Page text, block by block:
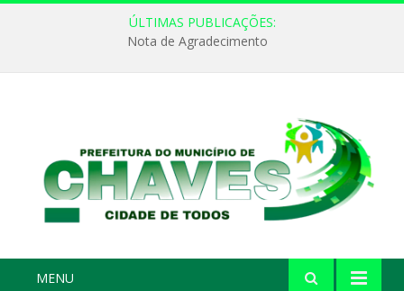
ÚLTIMAS PUBLICAÇÕES:
Nota de Agradecimento
MENU